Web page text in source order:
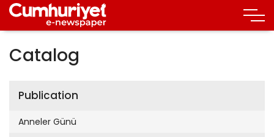
Catalog
Publication
Anneler Günü